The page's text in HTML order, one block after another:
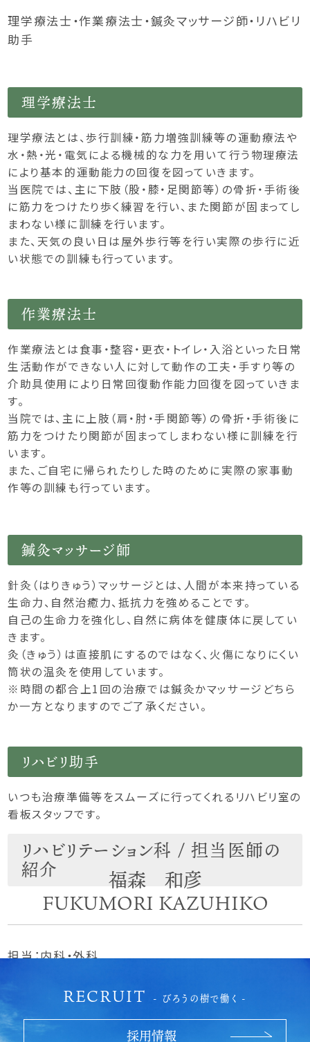
理学療法士・作業療法士・鍼灸マッサージ師・リハビリ
助手
理学療法士
理学療法とは、歩行訓練・筋力増強訓練等の運動療法や
水・熱・光・電気による機械的な力を用いて行う物理療法
により基本的運動能力の回復を図っていきます。
当医院では、主に下肢（股・膝・足関節等）の骨折・手術後
に筋力をつけたり歩く練習を行い、また関節が固まってし
まわない様に訓練を行います。
また、天気の良い日は屋外歩行等を行い実際の歩行に近
い状態での訓練も行っています。
作業療法士
作業療法とは食事・整容・更衣・トイレ・入浴といった日常
生活動作ができない人に対して動作の工夫・手すり等の
介助具使用により日常回復動作能力回復を図っていきま
す。
当院では、主に上肢（肩・肘・手関節等）の骨折・手術後に
筋力をつけたり関節が固まってしまわない様に訓練を行
います。
また、ご自宅に帰られたりした時のために実際の家事動
作等の訓練も行っています。
鍼灸マッサージ師
針灸（はりきゅう）マッサージとは、人間が本来持っている
生命力、自然治癒力、抵抗力を強めることです。
自己の生命力を強化し、自然に病体を健康体に戻してい
きます。
灸（きゅう）は直接肌にするのではなく、火傷になりにくい
筒状の温灸を使用しています。
※時間の都合上1回の治療では鍼灸かマッサージどちら
か一方となりますのでご了承ください。
リハビリ助手
いつも治療準備等をスムーズに行ってくれるリハビリ室の
看板スタッフです。
リハビリテーション科 / 担当医師の
紹介
福森 和彦
FUKUMORI KAZUHIKO
担当：内科・外科
RECRUIT - びろうの樹で働く -
採用情報